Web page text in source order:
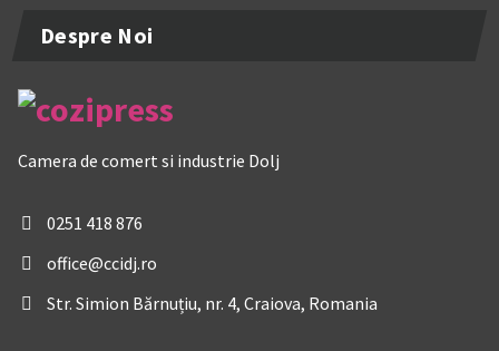
Despre Noi
Camera de comert si industrie Dolj
0251 418 876
office@ccidj.ro
Str. Simion Bărnuțiu, nr. 4, Craiova, Romania